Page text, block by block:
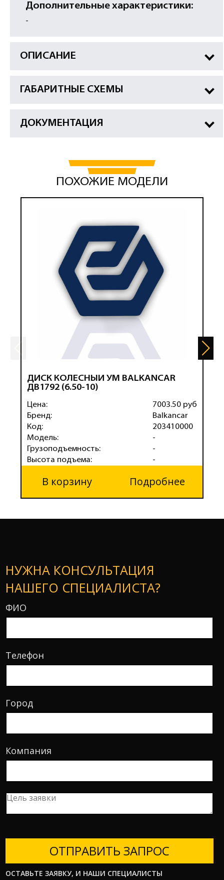
Дополнительные характеристики:
-
ОПИСАНИЕ
ГАБАРИТНЫЕ СХЕМЫ
ДОКУМЕНТАЦИЯ
ПОХОЖИЕ МОДЕЛИ
ДИСК КОЛЕСНЫЙ УM BALKANCAR
ДВ1792 (6.50-10)
Цена:
Бренд:
Код:
Модель:
Грузоподъемность:
Высота подъема:
7003.50 руб
Balkancar
203410000
-
-
-
В корзину Подробнее
НУЖНА КОНСУЛЬТАЦИЯ
НАШЕГО СПЕЦИАЛИСТА?
ФИО
Телефон
Город
Компания
ОТПРАВИТЬ ЗАПРОС
ОСТАВЬТЕ ЗАЯВКУ, И НАШИ СПЕЦИАЛИСТЫ